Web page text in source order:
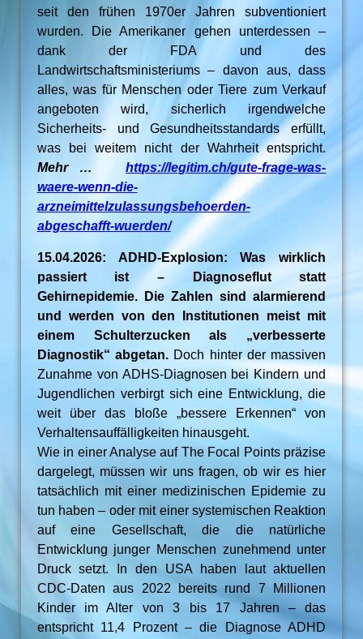
seit den frühen 1970er Jahren subventioniert
wurden. Die Amerikaner gehen unterdessen –
dank der FDA und des
Landwirtschaftsministeriums – davon aus, dass
alles, was für Menschen oder Tiere zum Verkauf
angeboten wird, sicherlich irgendwelche
Sicherheits- und Gesundheitsstandards erfüllt,
was bei weitem nicht der Wahrheit entspricht.
Mehr …https://legitim.ch/gute-frage-was-
waere-wenn-die-
arzneimittelzulassungsbehoerden-
abgeschafft-wuerden/
15.04.2026: ADHD-Explosion: Was wirklich
passiert ist – Diagnoseflut statt
Gehirnepidemie. Die Zahlen sind alarmierend
und werden von den Institutionen meist mit
einem Schulterzucken als „verbesserte
Diagnostik“ abgetan. Doch hinter der massiven
Zunahme von ADHS-Diagnosen bei Kindern und
Jugendlichen verbirgt sich eine Entwicklung, die
weit über das bloße „bessere Erkennen“ von
Verhaltensauffälligkeiten hinausgeht.
Wie in einer Analyse auf The Focal Points präzise
dargelegt, müssen wir uns fragen, ob wir es hier
tatsächlich mit einer medizinischen Epidemie zu
tun haben – oder mit einer systemischen Reaktion
auf eine Gesellschaft, die die natürliche
Entwicklung junger Menschen zunehmend unter
Druck setzt. In den USA haben laut aktuellen
CDC-Daten aus 2022 bereits rund 7 Millionen
Kinder im Alter von 3 bis 17 Jahren – das
entspricht 11,4 Prozent – die Diagnose ADHD